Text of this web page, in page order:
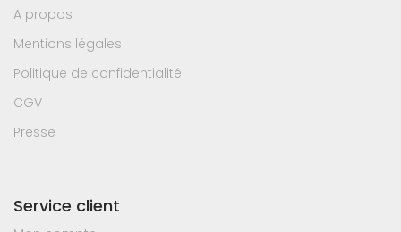
A propos
Mentions légales
Politique de confidentialité
CGV
Presse
Service client